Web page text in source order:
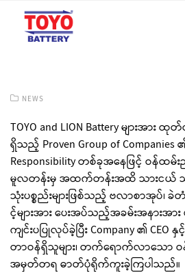
NEWS
TOYO and LION Battery များအား
ရှိသည့် Proven Group of Companies
Responsibility တစ်ခုအနေဖြင့် ဝန်ထမ်
မူလတန်းမှ အထက်တန်းအထိ သားငယ် သမီး
သုံးပစ္စည်းများဖြစ်သည့် ဗလာစာအုပ်၊ ခဲ
င့်များအား ပေးအပ်သည့်အခမ်းအနားအာ
ကျင်းပပြုလုပ်ခဲ့ပြီး Company ၏
တာဝန်ရှိသူများ၊ တက်ရောက်လာသော ဝန်
အမှတ်တရ ဓာတ်ပုံရိုက်ကူးခဲ့ကြပါသည်။